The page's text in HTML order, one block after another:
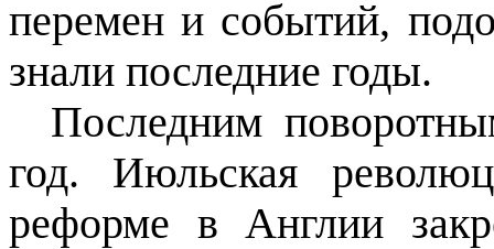
перемен и событий,
знали последние годы.
Последним
год. Июльская
реформе в Англии